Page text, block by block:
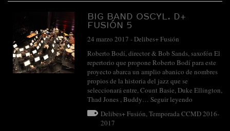
BIG BAND OSCYL. D+
FUSIÓN 5
24 marzo 2017 -Delibes+ Fusión
Roberto Bodí, director & Bob Sands, saxofón El
repertorio que propone Roberto Bodí para este
proyecto abarca un amplio abanico de nombres
propios de la historia del jazz que se
seleccionará entre, Count Basie, Duke Ellington,
Thad Jones , Buddy… Seguir leyendo
Delibes+ Fusión,Temporada CCMD 2016-
2017